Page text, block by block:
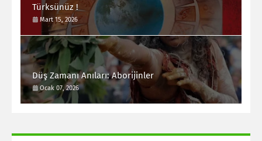
Türksünüz !
Mart 15, 2026
Düş Zamanı Anıları: Aborijinler
Ocak 07, 2026